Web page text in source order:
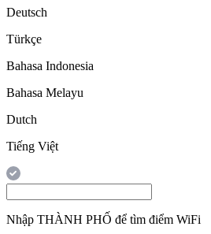
Deutsch
Türkçe
Bahasa Indonesia
Bahasa Melayu
Dutch
Tiếng Việt
Nhập THÀNH PHỐ để tìm điểm WiFi